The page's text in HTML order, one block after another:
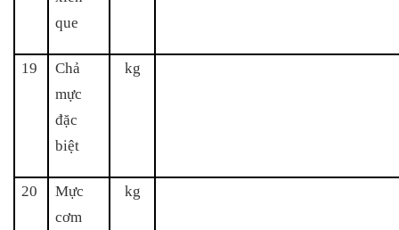
que
19
Chả
mực
đặc
biệt
kg
20
Mực
cơm
kg